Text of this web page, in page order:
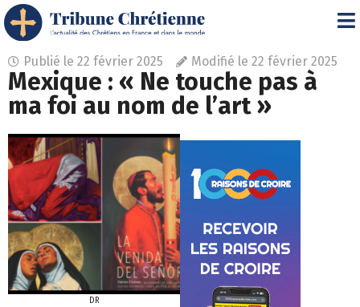
Publié le 22 février 2025 Modifié le 22 février 2025
Mexique : « Ne touche pas à
ma foi au nom de l’art »
DR